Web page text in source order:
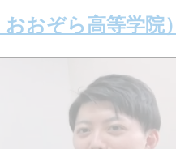
おぞら高等学院